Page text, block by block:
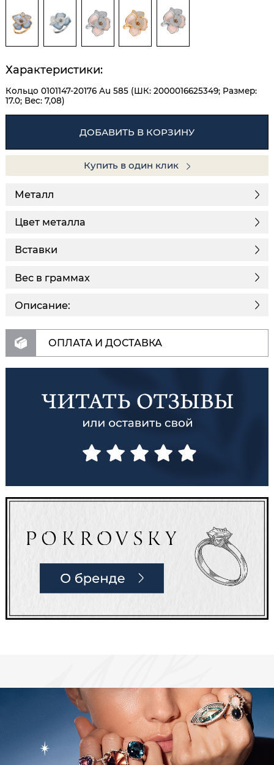
Характеристики:
Кольцо 0101147-20176 Au 585 (ШК: 2000016625349; Размер:
17.0; Вес: 7,08)
ДОБАВИТЬ В КОРЗИНУ
Купить в один клик
Металл
Цвет металла
Вставки
Описание:
Вес в граммах
ОПЛАТА И ДОСТАВКА